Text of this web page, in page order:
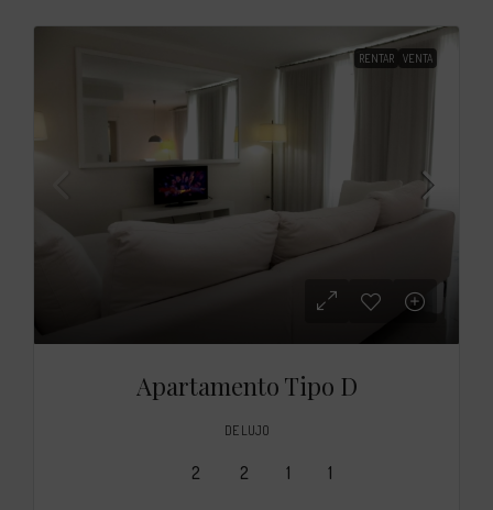
RENTAR VENTA
Apartamento Tipo D
DE LUJO
2 2 1 1